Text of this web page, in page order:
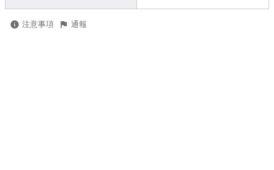
注意事項 通報